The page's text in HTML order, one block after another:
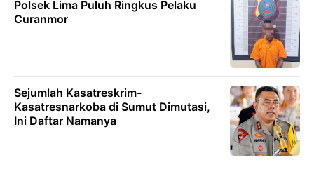
Polsek Lima Puluh Ringkus Pelaku
Curanmor
Sejumlah Kasatreskrim-
Kasatresnarkoba di Sumut Dimutasi,
Ini Daftar Namanya